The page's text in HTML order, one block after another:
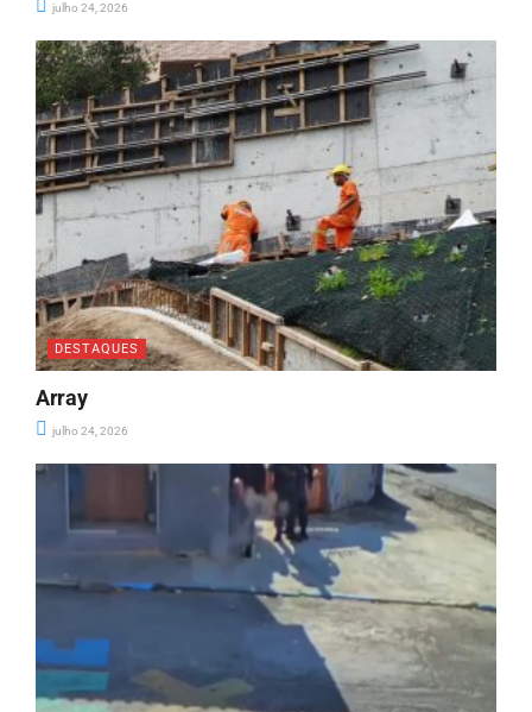
julho 24, 2026
DESTAQUES
Array
julho 24, 2026